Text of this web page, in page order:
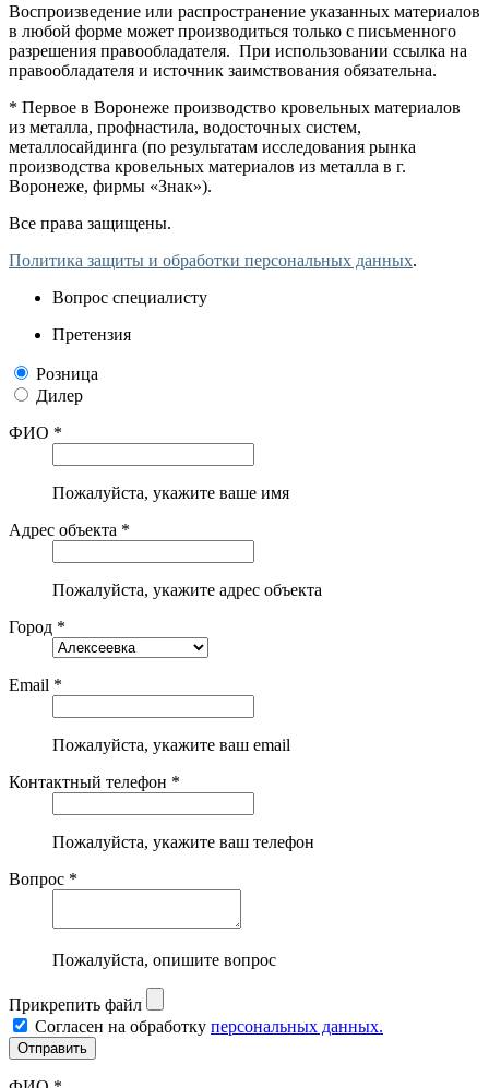
Воспроизведение или распространение указанных материалов
в любой форме может производиться только с письменного
разрешения правообладателя. При использовании ссылка на
правообладателя и источник заимствования обязательна.
* Первое в Воронеже производство кровельных материалов
из металла, профнастила, водосточных систем,
металлосайдинга (по результатам исследования рынка
производства кровельных материалов из металла в г.
Воронеже, фирмы «Знак»).
Все права защищены.
Политика защиты и обработки персональных данных.
Вопрос специалисту
Претензия
Розница
Дилер
ФИО *
Пожалуйста, укажите ваше имя
Адрес объекта *
Пожалуйста, укажите адрес объекта
Город *
Email *
Пожалуйста, укажите ваш email
Контактный телефон *
Пожалуйста, укажите ваш телефон
Вопрос *
Пожалуйста, опишите вопрос
Прикрепить файл
Согласен на обработку персональных данных.